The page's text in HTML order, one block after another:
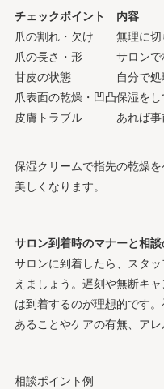
チェックポイント
内容
爪の割れ・欠け
無理に切
爪の長さ・形
サロンで
甘皮の状態
自分で
爪表面の乾燥・凹凸保湿をし
皮膚トラブル
あれば
保湿クリームで指先の乾燥
美しくなります。
サロン到着時のマナーと相談
サロンに到着したら、スタ
えましょう。遅刻や無断キ
は到着するのが理想的です
あることやケアの有無、アレ
相談ポイント例